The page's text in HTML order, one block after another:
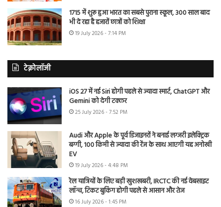
1715 में शुरू हुआ भारत का सबसे पुराना स्कूल, 300 साल बाद
भी दे रहा है हजारों छात्रों को शिक्षा
19 July 2026 - 7:14 PM
टेक्नोलॉजी
iOS 27 में नई Siri होगी पहले से ज्यादा स्मार्ट, ChatGPT और
Gemini को देगी टक्कर
25 July 2026 - 7:52 PM
Audi और Apple के पूर्व डिजाइनरों ने बनाई लग्जरी इलेक्ट्रिक
बग्गी, 100 किमी से ज्यादा की रेंज के साथ आएगी यह अनोखी
EV
19 July 2026 - 4:48 PM
रेल यात्रियों के लिए बड़ी खुशखबरी, IRCTC की नई वेबसाइट
लॉन्च, टिकट बुकिंग होगी पहले से आसान और तेज
16 July 2026 - 1:45 PM